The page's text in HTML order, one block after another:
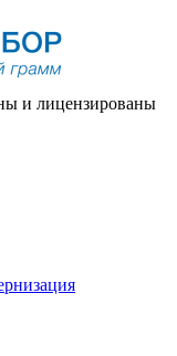
и лицензированы